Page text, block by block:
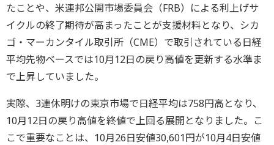
たことや、米連邦公開市場委員会（FRB）による利上げサ
イクルの終了期待が高まったことが支援材料となり、シカ
ゴ・マーカンタイル取引所（CME）で取引されている日経
平均先物ベースでは10月12日の戻り高値を更新する水準ま
で上昇していました。
実際、3連休明けの東京市場で日経平均は758円高となり、
10月12日の戻り高値を終値で上回る展開となりました。こ
こで重要なことは、10月26日安値30,601円が10月4日安値